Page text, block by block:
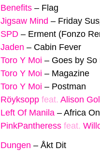
Benefits – Flag
Jigsaw Mind – Friday
SPD – Erment (Fonzo
Jaden – Cabin Fever
Toro Y Moi – Goes by So
Toro Y Moi – Magazine
Toro Y Moi – Postman
Röyksopp feat. Alison
Left Of Manila – Africa
PinkPantheress feat.
Dungen – Åkt Dit